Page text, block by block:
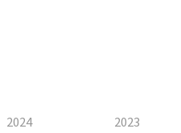
2024 2023